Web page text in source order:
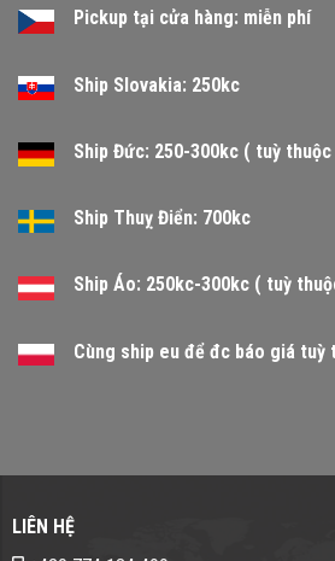
Pickup tại cửa hàng: miễn phí
Ship Slovakia: 250kc
Ship Đức: 250-300kc ( tuỳ
Ship Thuỵ Điển: 700kc
Ship Áo: 250kc-300kc ( tuỳ
Cùng ship eu để đc báo giá tuỳ
LIÊN HỆ